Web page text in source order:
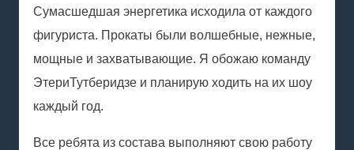
Сумасшедшая энергетика исходила от каждого
фигуриста. Прокаты были волшебные, нежные,
мощные и захватывающие. Я обожаю команду
ЭтериТутберидзе и планирую ходить на их шоу
каждый год.
Все ребята из состава выполняют свою работу